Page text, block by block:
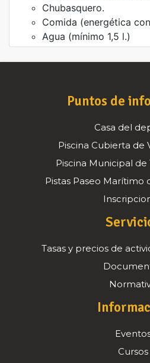
Chubasquero.
Comida (energética
Agua (mínimo 1,5 l.)
Puntos de
Casa del
Piscina Cubierta de
Piscina Municipal
Pistas Paseo Marítimo
Tasas y precios de
Cursos